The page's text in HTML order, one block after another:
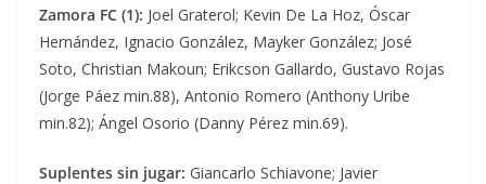
Zamora FC (1): Joel Graterol; Kevin De La Hoz, Óscar
Hernández, Ignacio González, Mayker González; José
Soto, Christian Makoun; Erikcson Gallardo, Gustavo Rojas
(Jorge Páez min.88), Antonio Romero (Anthony Uribe
min.82); Ángel Osorio (Danny Pérez min.69).
Suplentes sin jugar: Giancarlo Schiavone; Javier